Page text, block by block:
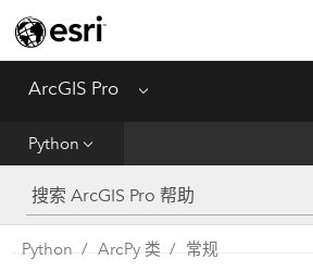
ArcGIS Pro Menu
Python
工具参考
Python
Python ArcPy 类 常规